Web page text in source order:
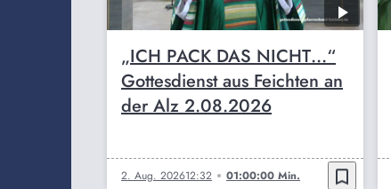
„ICH PACK DAS NICHT…“
Gottesdienst aus Feichten an
der Alz 2.08.2026
2. Aug. 202612:32 01:00:00 Min. bookmark_border